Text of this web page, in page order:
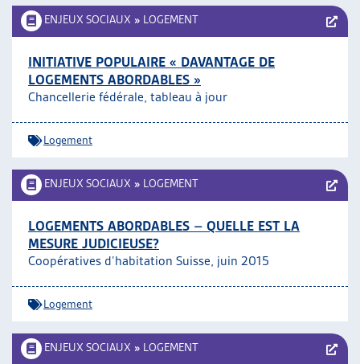
ENJEUX SOCIAUX » LOGEMENT
INITIATIVE POPULAIRE « DAVANTAGE DE
LOGEMENTS ABORDABLES »
Chancellerie fédérale, tableau à jour
Logement
ENJEUX SOCIAUX » LOGEMENT
LOGEMENTS ABORDABLES – QUELLE EST LA
MESURE JUDICIEUSE?
Coopératives d’habitation Suisse, juin 2015
Logement
ENJEUX SOCIAUX » LOGEMENT